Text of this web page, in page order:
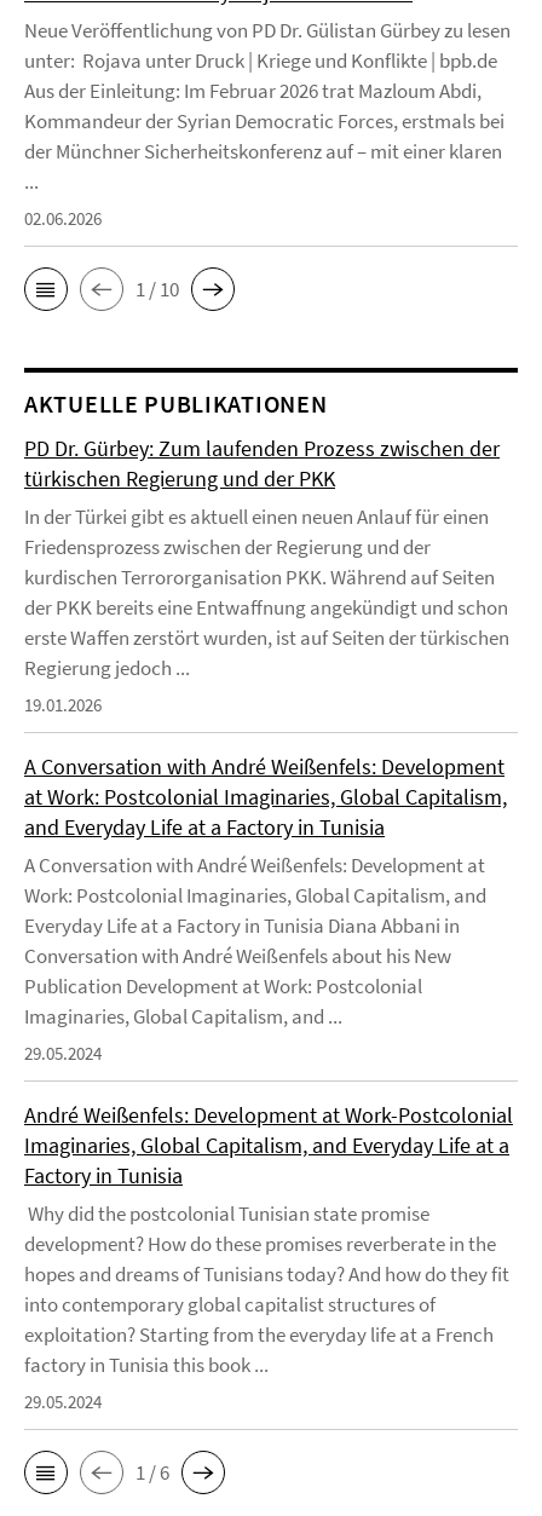
Neue Veröffentlichung von PD Dr. Gülistan Gürbey zu lesen
unter: Rojava unter Druck | Kriege und Konflikte | bpb.de
Aus der Einleitung: Im Februar 2026 trat Mazloum Abdi,
Kommandeur der Syrian Democratic Forces, erstmals bei
der Münchner Sicherheitskonferenz auf – mit einer klaren
...
02.06.2026
1 / 10
AKTUELLE PUBLIKATIONEN
PD Dr. Gürbey: Zum laufenden Prozess zwischen der
türkischen Regierung und der PKK
In der Türkei gibt es aktuell einen neuen Anlauf für einen
Friedensprozess zwischen der Regierung und der
kurdischen Terrororganisation PKK. Während auf Seiten
der PKK bereits eine Entwaffnung angekündigt und schon
erste Waffen zerstört wurden, ist auf Seiten der türkischen
Regierung jedoch ...
19.01.2026
A Conversation with André Weißenfels: Development
at Work: Postcolonial Imaginaries, Global Capitalism,
and Everyday Life at a Factory in Tunisia
A Conversation with André Weißenfels: Development at
Work: Postcolonial Imaginaries, Global Capitalism, and
Everyday Life at a Factory in Tunisia Diana Abbani in
Conversation with André Weißenfels about his New
Publication Development at Work: Postcolonial
Imaginaries, Global Capitalism, and ...
29.05.2024
André Weißenfels: Development at Work-Postcolonial
Imaginaries, Global Capitalism, and Everyday Life at a
Factory in Tunisia
Why did the postcolonial Tunisian state promise
development? How do these promises reverberate in the
hopes and dreams of Tunisians today? And how do they fit
into contemporary global capitalist structures of
exploitation? Starting from the everyday life at a French
factory in Tunisia this book ...
29.05.2024
1 / 6